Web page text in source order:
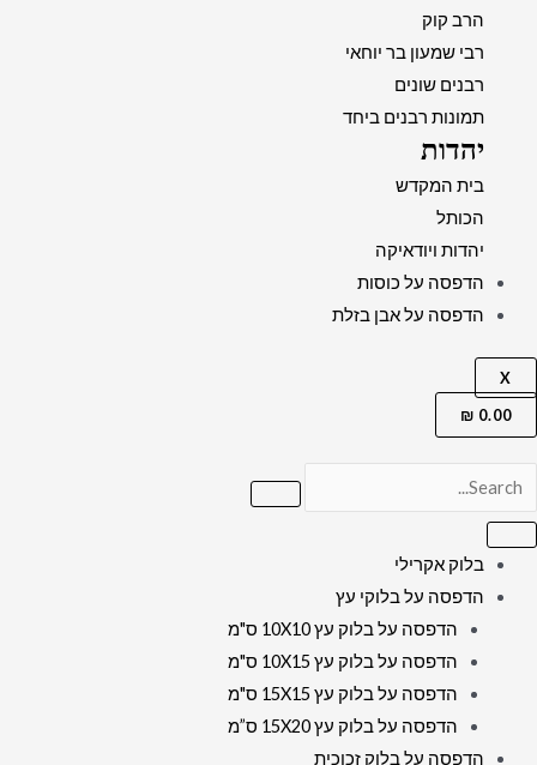
הרב קוק
רבי שמעון בר יוחאי
רבנים שונים
תמונות רבנים ביחד
יהדות
בית המקדש
הכותל
יהדות ויודאיקה
הדפסה על כוסות
הדפסה על אבן בזלת
X
0.00
₪
בלוק אקרילי
הדפסה על בלוקי עץ
הדפסה על בלוק עץ 10X10 ס"מ
הדפסה על בלוק עץ 10X15 ס"מ
הדפסה על בלוק עץ 15X15 ס"מ
הדפסה על בלוק עץ 15X20 ס”מ
הדפסה על בלוק זכוכית